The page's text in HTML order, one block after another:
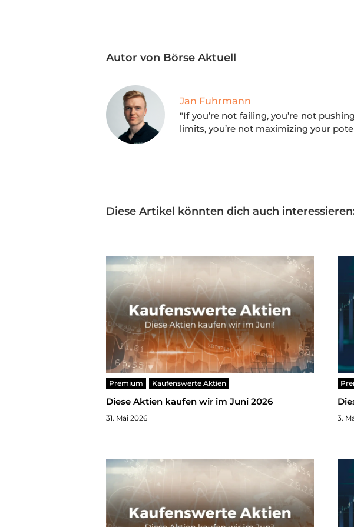
Autor von Börse Aktuell
Jan Fuhrmann
"If you’re not failing, you’re not
limits, you’re not maximizing your
Diese Artikel könnten dich auch
Premium Kaufenswerte Aktien
Diese Aktien kaufen wir im Juni 2026
31. Mai 2026 3.